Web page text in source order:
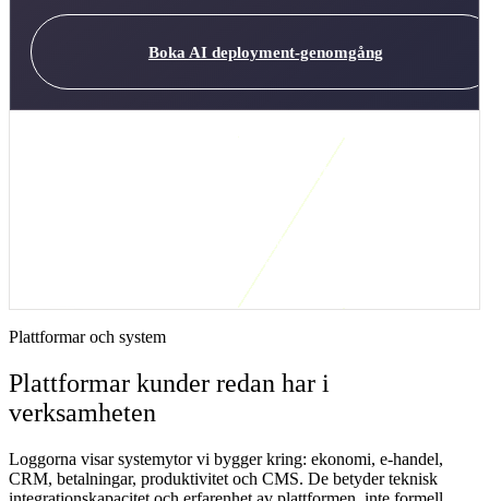
Boka AI deployment-genomgång
Kort svar: när är den här integrationslösningen
Det här erbjudandet är rätt när ni har dyra repetitiva workflows där
dokument, systemdata och mänsklig granskning redan möts, men
där arbetet fortfarande sker i Excel, mejl och manuella checklistor.
Plattformar och system
Plattformar kunder redan har i
verksamheten
Loggorna visar systemytor vi bygger kring: ekonomi, e-handel,
CRM, betalningar, produktivitet och CMS. De betyder teknisk